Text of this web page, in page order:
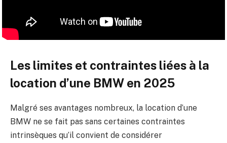
Les limites et contraintes liées à la
location d’une BMW en 2025
Malgré ses avantages nombreux, la location d’une
BMW ne se fait pas sans certaines contraintes
intrinsèques qu’il convient de considérer